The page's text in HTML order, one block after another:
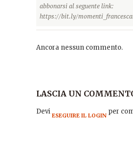
abbonarsi al seguente link:
https://bit.ly/
Ancora nessun commento.
LASCIA UN
Devi ESEGUIRE IL LOGIN per